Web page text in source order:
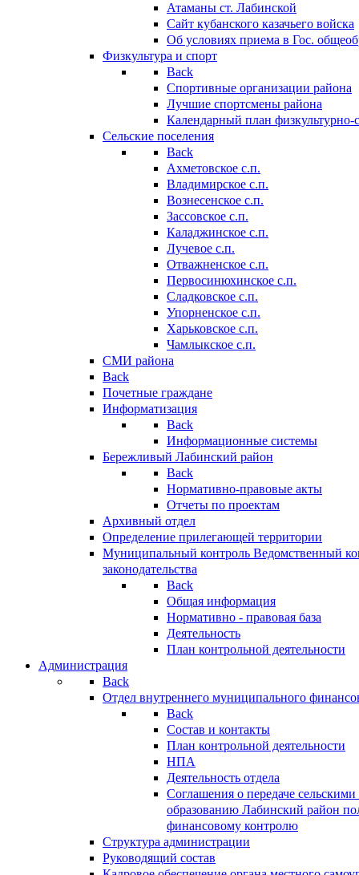
Атаманы ст. Лабинской
Cайт кубанского казачьего войска
Об условиях приема в Гос.
Физкультура и спорт
Back
Спортивные организации района
Лучшие спортсмены района
Календарный план
Сельские поселения
Back
Ахметовское с.п.
Владимирское с.п.
Вознесенское с.п.
Зассовское с.п.
Каладжинское с.п.
Лучевое с.п.
Отважненское с.п.
Первосинюхинское с.п.
Сладковское с.п.
Упорненское с.п.
Харьковское с.п.
Чамлыкское с.п.
СМИ района
Back
Почетные граждане
Информатизация
Back
Информационные системы
Бережливый Лабинский район
Back
Нормативно-правовые акты
Отчеты по проектам
Архивный отдел
Определение прилегающей территории
Муниципальный контроль Ведомственный
законодательства
Back
Общая информация
Нормативно - правовая база
Деятельность
План контрольной деятельности
Администрация
Back
Отдел внутреннего муниципального
Back
Состав и контакты
План контрольной деятельности
НПА
Деятельность отдела
Соглашения о передаче
образованию Лабинский район
финансовому контролю
Структура администрации
Руководящий состав